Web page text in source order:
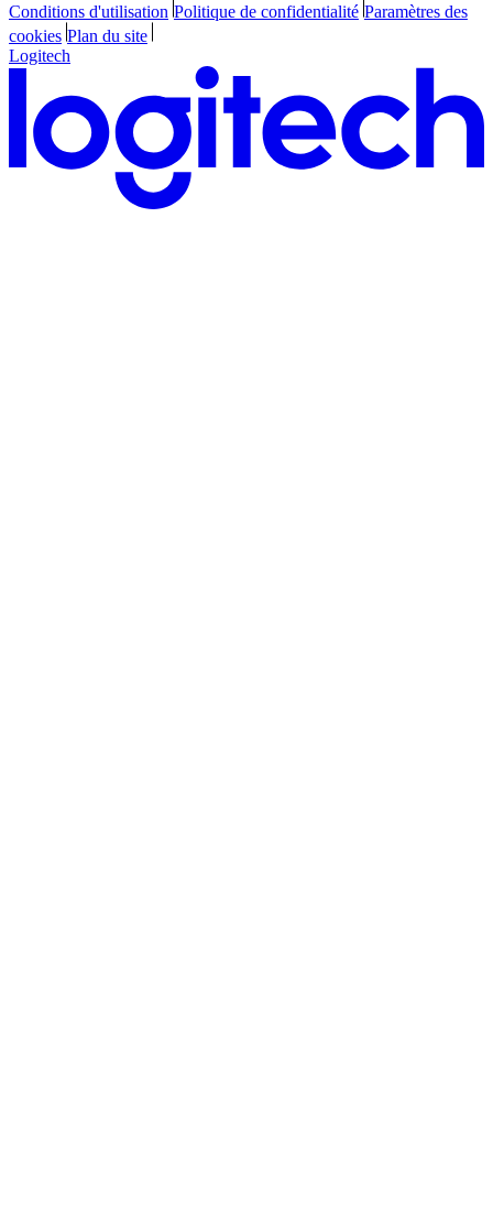
Conditions d'utilisation Politique de confidentialité Paramètres des
cookies Plan du site
Logitech